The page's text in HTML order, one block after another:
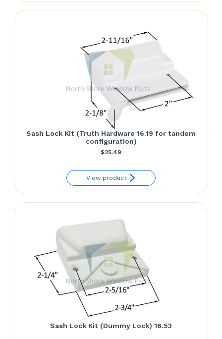
Sash Lock Kit (Truth Hardware 16.19 for tandem
configuration)
$25.49
View product
Sash Lock Kit (Dummy Lock) 16.53